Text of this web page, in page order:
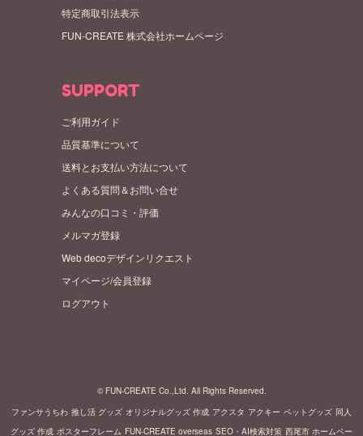
特定商取引法表示
FUN-CREATE 株式会社ホームページ
SUPPORT
ご利用ガイド
品質基準について
送料とお支払い方法について
よくある質問＆お問い合せ
みんなの口コミ・評価
メルマガ登録
Web decoデザインリクエスト
マイページ/会員登録
ログアウト
© FUN-CREATE Co.,Ltd. All Rights Reserved.
ファンサうちわ 推し活 グッズ オリジナルグッズ 作成 アクスタ アクキー ペットグッズ 同人
グッズ 作成 ポスターフレーム FUN-CREATE overseas SEO・AI検索対策 西尾市 ホームペー